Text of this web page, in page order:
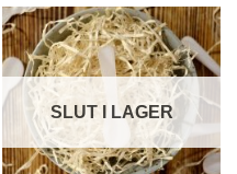
SLUT I LAGER